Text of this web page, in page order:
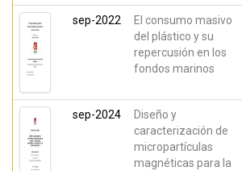
sep-2022
El consumo masivo
del plástico y su
repercusión en los
fondos marinos
sep-2024
Diseño y
caracterización de
micropartículas
magnéticas para la